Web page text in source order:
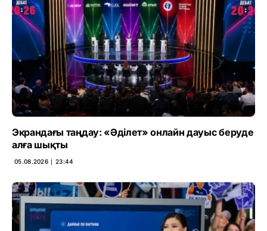
Экрандағы таңдау: «Әділет» онлайн дауыс беруде
алға шықты
05.08.2026 ∣ 23:44